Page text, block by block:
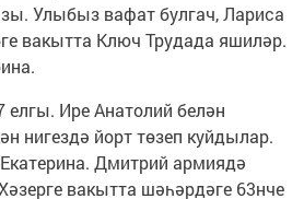
Улыбыз вафат булгач, Лариса
вакытта Ключ Трудада яшиләр.
елгы. Ире Анатолий белән
нигездә йорт төзеп куйдылар.
Дмитрий армиядә
вакытта шәһәрдәге 63нче